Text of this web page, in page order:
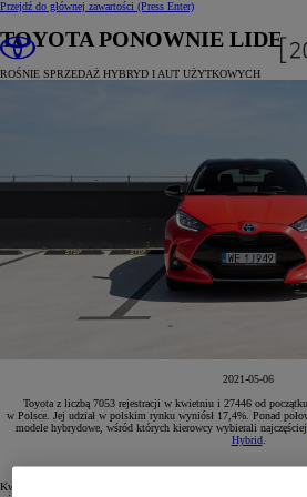
Przejdź do głównej zawartości (Press Enter)
TOYOTA PONOWNIE
ROŚNIE SPRZEDAŻ HYBRYD I AUT UŻYTKOWYCH
2021-05-06
Toyota z liczbą 7053 rejestracji w kwietniu i 27446 od
w Polsce. Jej udział w polskim rynku wyniósł 17,4%. Ponad
modele hybrydowe, wśród których kierowcy wybierali najczęściej
Hybrid.
Kwiecień 2021 roku Toyota zakończyła na pozycji lidera polskiego